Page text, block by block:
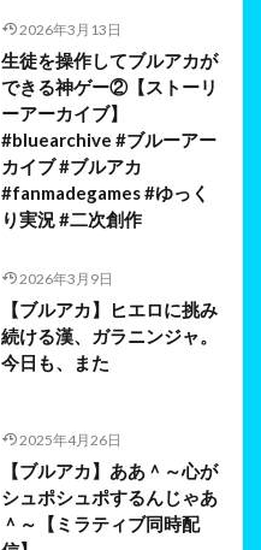
2026年3月13日
生徒を操作してブルアカが
できる神ゲー②【ストーリ
ーアーカイブ】
#bluearchive #ブルーアー
カイブ #ブルアカ
#fanmadegames #ゆっく
り実況 #二次創作
2026年3月9日
【ブルアカ】ヒエロに挑み
続ける漢、ガラニンジャ。
今日も、また
2025年4月26日
【ブルアカ】ああ＾～心が
シュポシュポするんじゃあ
＾～【ミラティブ同時配